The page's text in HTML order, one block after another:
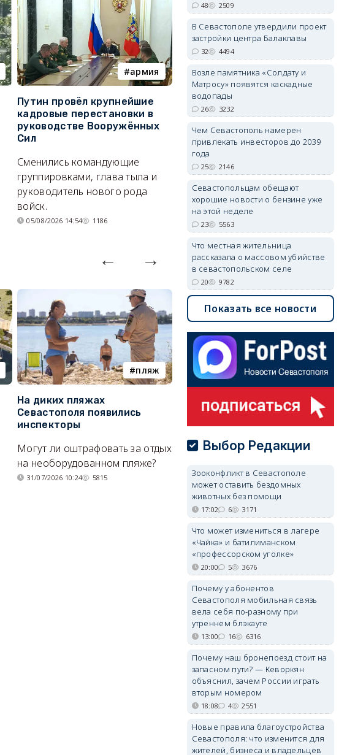
армия
Путин провёл крупнейшие
кадровые перестановки в
руководстве Вооружённых
Сил
Сменились командующие
группировками, глава тыла и
руководитель нового рода
войск.
05/08/2026 14:54 1186
Балаклава
В Севастополе утвердили
проект застройки центра
Балаклавы
Там появится туристический
квартал с отелями и
парковками.
05/08/2026 08:01 4494
пляж
На диких пляжах
Севастополя появились
инспекторы
Могут ли оштрафовать за отдых
на необорудованном пляже?
31/07/2026 10:24 5815
туризм
Двух москвичей на
сапбордах унесло от берега
Крыма на километр в море
Спасатели благополучно
сушу.
29/07/2026 17:03
48 2509
В Севастополе утвердили проект
застройки центра Балаклавы
32 4494
Возле памятника «Солдату и
Матросу» появятся каскадные
водопады
26 3232
Чем Севастополь намерен
привлекать инвесторов до 2039
года
25 2146
Севастопольцам обещают
хорошие новости о бензине уже
на этой неделе
23 5563
Что местная жительница
рассказала о массовом убийстве
в севастопольском селе
20 9782
Показать все новости
Выбор Редакции
Зооконфликт в Севастополе
может оставить бездомных
животных без помощи
17:02 6 3171
Что может измениться в лагере
«Чайка» и батилиманском
«профессорском уголке»
20:00 5 3676
Почему у абонентов
Севастополя мобильная связь
вела себя по-разному при
утреннем блэкауте
13:00 16 6316
Почему наш бронепоезд стоит на
запасном пути? — Кеворкян
объяснил, зачем России играть
вторым номером
18:08 4 2551
Новые правила благоустройства
Севастополя: что изменится для
жителей, бизнеса и владельцев